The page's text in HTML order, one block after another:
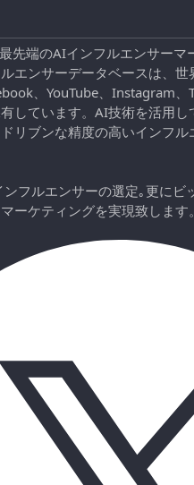
先端のAIインフルエンサーマ
エンサーデータベースは、
、YouTube、Instagram
しています。AI技術を活用
リブンな精度の高いインフ
フルエンサーの選定｡更にビ
ーケティングを実現致します。